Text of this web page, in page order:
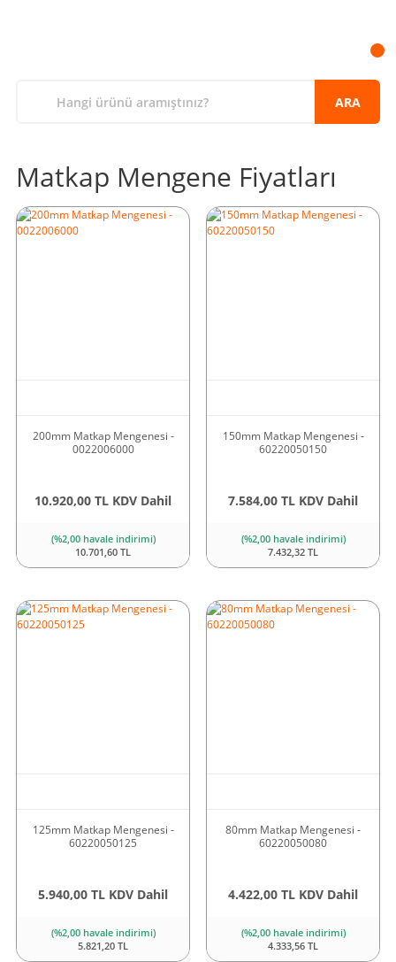
ARA
Matkap Mengene Fiyatları
200mm Matkap Mengenesi -
0022006000
10.920,00 TL KDV Dahil
(%2,00 havale indirimi)
10.701,60 TL
150mm Matkap Mengenesi -
60220050150
7.584,00 TL KDV Dahil
(%2,00 havale indirimi)
7.432,32 TL
125mm Matkap Mengenesi -
60220050125
5.940,00 TL KDV Dahil
(%2,00 havale indirimi)
5.821,20 TL
80mm Matkap Mengenesi -
60220050080
4.422,00 TL KDV Dahil
(%2,00 havale indirimi)
4.333,56 TL